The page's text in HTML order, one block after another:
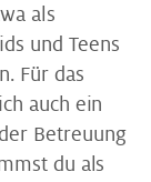
als
und Teens
Für das
auch ein
Betreuung
du als